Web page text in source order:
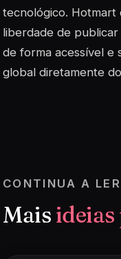
tecnológico. Hotmart
liberdade de
de forma acessível e
global diretamente
CONTINUA A LER
Mais